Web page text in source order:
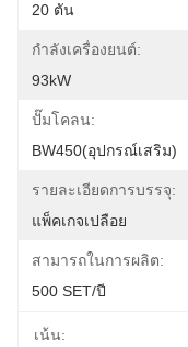
20 ตัน
กำลังเครื่องยนต์:
93kW
ปั๊มโคลน:
BW450(อุปกรณ์เสริม)
รายละเอียดการบรรจุ:
แพ็คเกจเปลือย
สามารถในการผลิต:
500 SET/ปี
เน้น: